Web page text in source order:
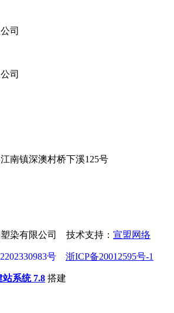
南镇深澳村桥下溪125号
染有限公司 技术支持： 宣盟网络
号 浙ICP备20012595号-1
系统 7.8 搭建